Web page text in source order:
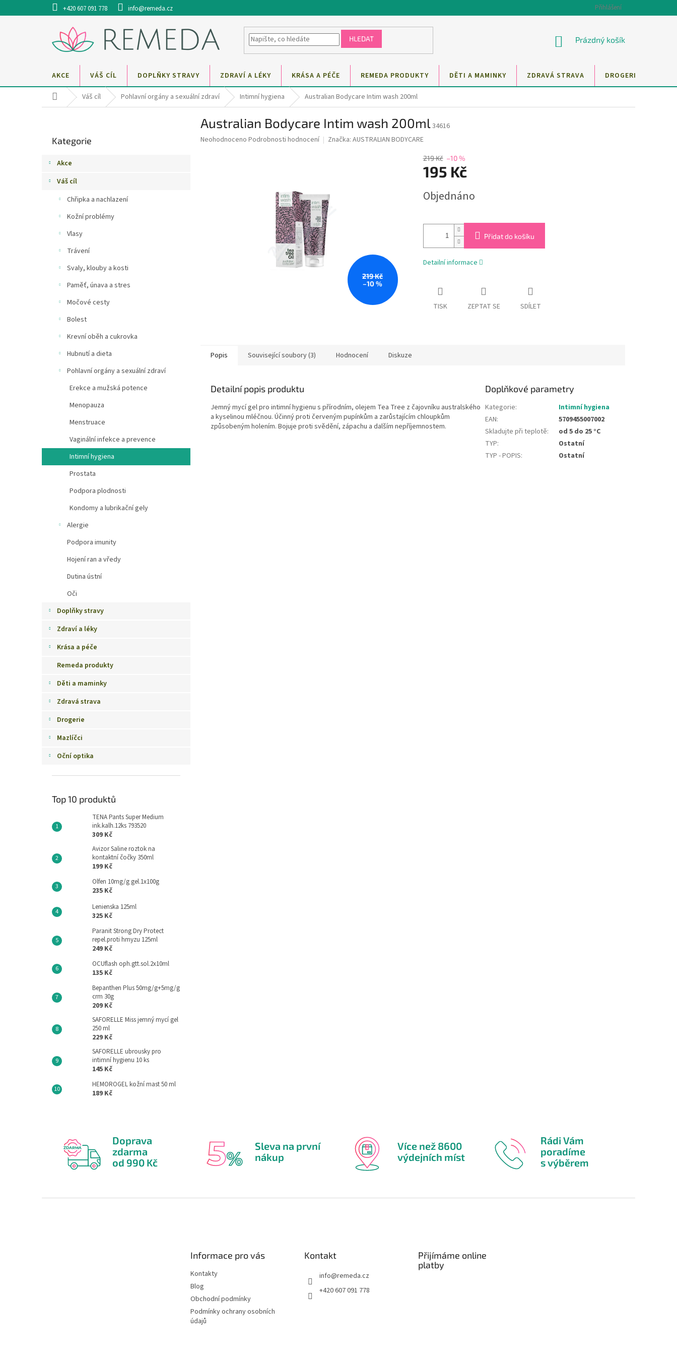
na
+420 607 091 778 info@remeda.cz Přihlášení
HLEDAT
NÁKUPNÍ
Prázdný košík
AKCE VÁŠ CÍL DOPLŇKY STRAVY ZDRAVÍ A LÉKY KRÁSA A PÉČE REMEDA PRODUKTY DĚTI A MAMINKY ZDRAVÁ STRAVA DROGERIE
Domů Váš cíl Pohlavní orgány a sexuální zdraví Intimní hygiena Australian Bodycare Intim wash 200ml
kategorie
Kategorie
Akce
Váš cíl
Chřipka a nachlazení
Kožní problémy
Vlasy
Trávení
Svaly, klouby a kosti
Paměť, únava a stres
Močové cesty
Bolest
Krevní oběh a cukrovka
Hubnutí a dieta
Pohlavní orgány a sexuální zdraví
Erekce a mužská potence
Menopauza
Menstruace
Vaginální infekce a prevence
Intimní hygiena
Prostata
Podpora plodnosti
Kondomy a lubrikační gely
Alergie
Podpora imunity
Hojení ran a vředy
Dutina ústní
Oči
Doplňky stravy
Zdraví a léky
Krása a péče
Remeda produkty
Děti a maminky
Zdravá strava
Drogerie
Mazlíčci
Oční optika
Top 10 produktů
TENA Pants Super Medium
ink.kalh.12ks 793520
309 Kč
Avizor Saline roztok na
kontaktní čočky 350ml
199 Kč
Olfen 10mg/g gel.1x100g
235 Kč
Lenienska 125ml
325 Kč
Paranit Strong Dry Protect
repel.proti hmyzu 125ml
249 Kč
OCUflash oph.gtt.sol.2x10ml
135 Kč
Bepanthen Plus 50mg/g+5mg/g
crm 30g
209 Kč
SAFORELLE Miss jemný mycí gel
250 ml
229 Kč
SAFORELLE ubrousky pro
intimní hygienu 10 ks
145 Kč
HEMOROGEL kožní mast 50 ml
189 Kč
Australian Bodycare Intim wash 200ml34616
Průměrné
Neohodnoceno Podrobnosti hodnocení Značka: AUSTRALIAN BODYCARE
219 Kč
–10 %
219 Kč –10 %
195 Kč
cena:
Objednáno
Přidat do košíku
Detailní informace
TISK ZEPTAT SE SDÍLET
Popis Související soubory (3) Hodnocení Diskuze
Detailní popis produktu
Jemný mycí gel pro intimní hygienu s přírodním, olejem Tea Tree z čajovníku australského
a kyselinou mléčnou. Účinný proti červeným pupínkům a zarůstajícím chloupkům
způsobeným holením. Bojuje proti svědění, zápachu a dalším nepříjemnostem.
Doplňkové parametry
Kategorie:
Intimní hygiena
EAN:
5709455007002
Skladujte při teplotě:
od 5 do 25 °C
TYP:
Ostatní
TYP - POPIS: Ostatní
Doprava
zdarma
od 990 Kč
Sleva na první
nákup
Více než 8600
výdejních míst
Rádi Vám
poradíme
s výběrem
Informace pro vás
Kontakty
Blog
Obchodní podmínky
Podmínky ochrany osobních
údajů
Kontakt
info@remeda.cz
+420 607 091 778
Přijímáme online
platby